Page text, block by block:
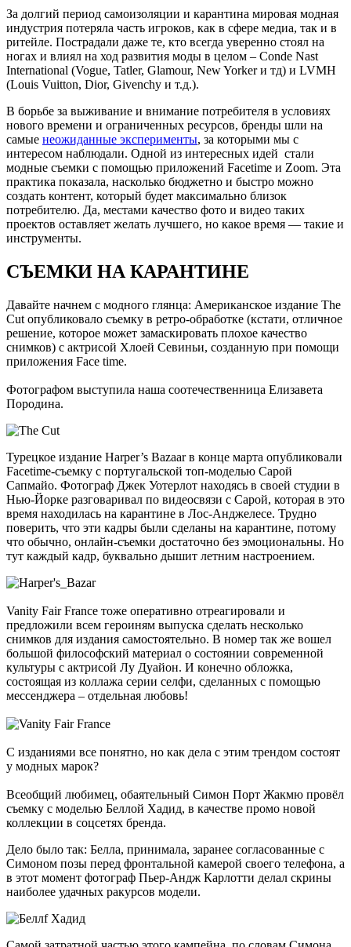
За долгий период самоизоляции и карантина мировая модная
индустрия потеряла часть игроков, как в сфере медиа, так и в
ритейле. Пострадали даже те, кто всегда уверенно стоял на
ногах и влиял на ход развития моды в целом – Conde Nast
International (Vogue, Tatler, Glamour, New Yorker и тд) и LVMH
(Louis Vuitton, Dior, Givenchy и т.д.).
В борьбе за выживание и внимание потребителя в условиях
нового времени и ограниченных ресурсов, бренды шли на
самые неожиданные эксперименты, за которыми мы с
интересом наблюдали. Одной из интересных идей стали
модные съемки с помощью приложений Facetime и Zoom. Эта
практика показала, насколько бюджетно и быстро можно
создать контент, который будет максимально близок
потребителю. Да, местами качество фото и видео таких
проектов оставляет желать лучшего, но какое время — такие и
инструменты.
СЪЕМКИ НА КАРАНТИНЕ
Давайте начнем с модного глянца: Американское издание The
Cut опубликовало съемку в ретро-обработке (кстати, отличное
решение, которое может замаскировать плохое качество
снимков) с актрисой Хлоей Севиньи, созданную при помощи
приложения Face time.
Фотографом выступила наша соотечественница Елизавета
Породина.
Турецкое издание Harper’s Bazaar в конце марта опубликовали
Facetime-съемку с португальской топ-моделью Сарой
Сапмайо. Фотограф Джек Уотерлот находясь в своей студии в
Нью-Йорке разговаривал по видеосвязи с Сарой, которая в это
время находилась на карантине в Лос-Анджелесе. Трудно
поверить, что эти кадры были сделаны на карантине, потому
что обычно, онлайн-съемки достаточно без эмоциональны. Но
тут каждый кадр, буквально дышит летним настроением.
Vanity Fair France тоже оперативно отреагировали и
предложили всем героиням выпуска сделать несколько
снимков для издания самостоятельно. В номер так же вошел
большой философский материал о состоянии современной
культуры с актрисой Лу Дуайон. И конечно обложка,
состоящая из коллажа серии селфи, сделанных с помощью
мессенджера – отдельная любовь!
С изданиями все понятно, но как дела с этим трендом состоят
у модных марок?
Всеобщий любимец, обаятельный Симон Порт Жакмю провёл
съемку с моделью Беллой Хадид, в качестве промо новой
коллекции в соцсетях бренда.
Дело было так: Белла, принимала, заранее согласованные с
Симоном позы перед фронтальной камерой своего телефона, а
в этот момент фотограф Пьер-Андж Карлотти делал скрины
наиболее удачных ракурсов модели.